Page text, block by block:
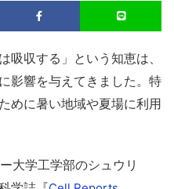
吸収する」という知恵は、
影響を与えてきました。特
めに暑い地域や夏場に利用
大学工学部のシュウリ